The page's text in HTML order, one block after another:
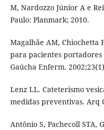
M, Nardozzo Júnior A e
Paulo: Planmark; 2010.
Magalhãe AM, Chiochetta
para pacientes
Gaúcha Enferm.
Lenz LL. Cateterismo
medidas preventivas. Arq
Antônio S, Pachecoll STA,